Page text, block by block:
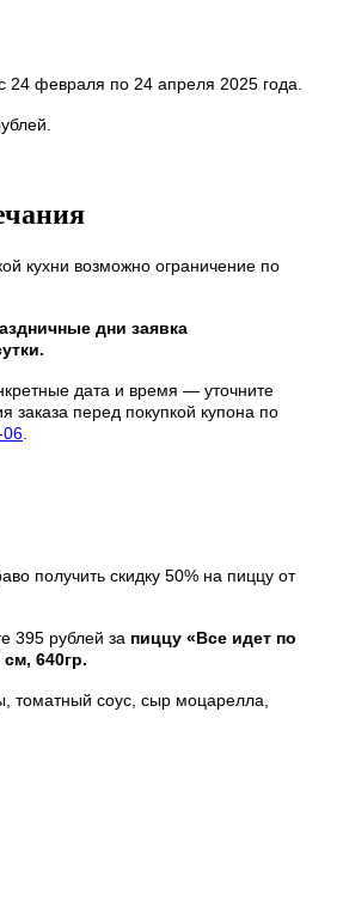
24 февраля по 24 апреля 2025 года.
кухни возможно ограничение по
дни заявка
дата и время — уточните
заказа перед покупкой купона по
06.
получить скидку 50% на пиццу от
395 рублей за пиццу «Все идет по
640гр.
томатный соус, сыр моцарелла,